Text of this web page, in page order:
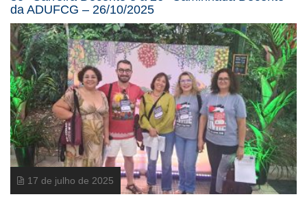
da ADUFCG – 26/10/2025
17 de julho de 2025